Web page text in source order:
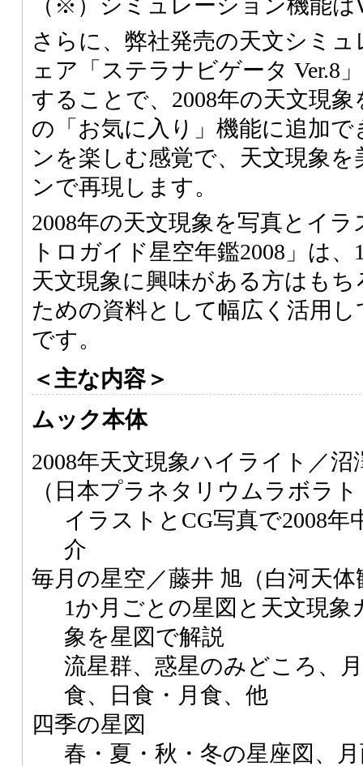
さらに、弊社発売の天文シミ
ェア「ステラナビゲータ Ver.8
することで、2008年の天文現
の「お気に入り」機能に追加
ンを楽しむ感覚で、天文現象
ンで再現します。
2008年の天文現象を写真とイ
トロガイド星空年鑑2008」は
天文現象に興味がある方はも
ための資料として幅広く活用
です。
＜主な内容＞
ムック本体
2008年天文現象ハイライト／
（日本プラネタリウムラボラ
イラストとCG写真で2008
介
毎月の星空／藤井 旭（白河天体
1か月ごとの星図と天文現象
象を星図で解説
流星群、惑星のみどころ、
食、日食・月食、他
四季の星図
春・夏・秋・冬の星座図、